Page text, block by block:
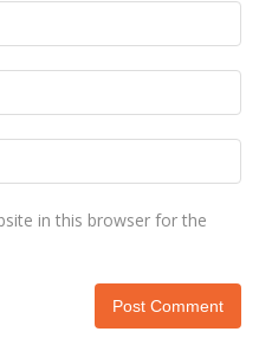
in this browser for the